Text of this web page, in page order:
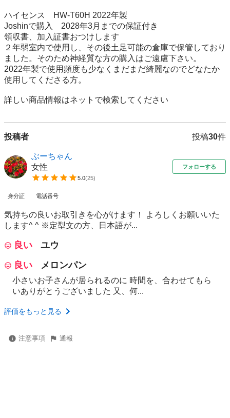
ハイセンス　HW-T60H 2022年製
Joshinで購入　2028年3月までの保証付き
領収書、加入証書おつけします
２年弱室内で使用し、その後土足可能の倉庫で保管しており
ました。そのため神経質な方の購入はご遠慮下さい。
2022年製で使用頻度も少なくまだまだ綺麗なのでどなたか
使用してくださる方。
詳しい商品情報はネットで検索してください
投稿者 投稿30件
ぶーちゃん
女性
5.0(25)
フォローする
身分証 電話番号
気持ちの良いお取引きを心がけます！ よろしくお願いいた
します^ ^ ※定型文の方、日本語が...
良い
ユウ
良い
メロンパン
小さいお子さんが居られるのに 時間を、合わせてもら
いありがとうございました 又、何...
評価をもっと見る
注意事項 通報